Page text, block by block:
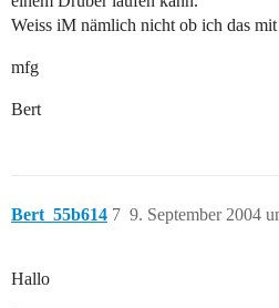
Weiss iM nämlich nicht ob ich das
mfg
Bert
Bert_55b614 9. September 2004
7
Hallo